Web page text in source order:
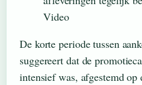
Video
De korte periode tussen
suggereert dat de
intensief was, afgestemd op